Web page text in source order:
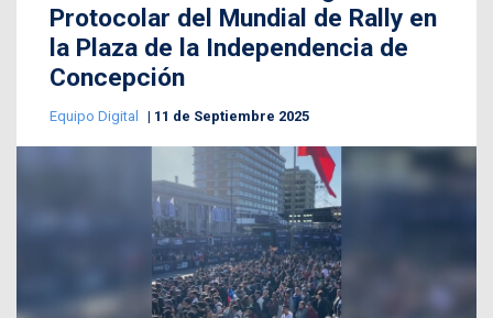
Protocolar del Mundial de Rally en
la Plaza de la Independencia de
Concepción
Equipo Digital 11 de Septiembre 2025